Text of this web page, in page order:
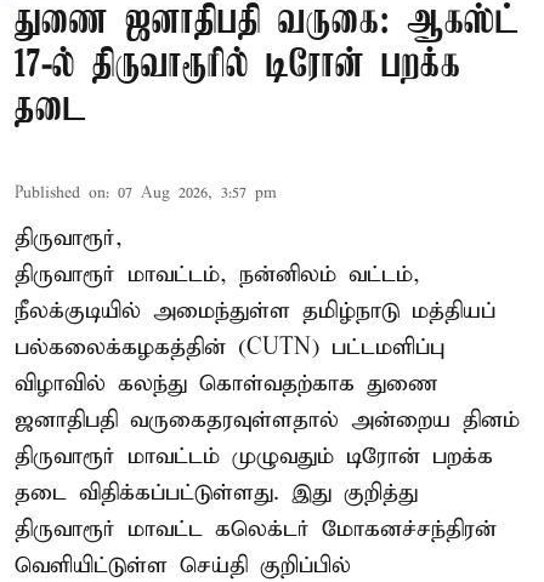
துணை ஜனாதிபதி வருகை: ஆகஸ்ட்
17-ல் திருவாரூரில் டிரோன் பறக்க
தடை
Published on: 07 Aug 2026, 3:57 pm
திருவாரூர்,
திருவாரூர் மாவட்டம், நன்னிலம் வட்டம்,
நீலக்குடியில் அமைந்துள்ள தமிழ்நாடு மத்தியப்
பல்கலைக்கழகத்தின் (CUTN) பட்டமளிப்பு
விழாவில் கலந்து கொள்வதற்காக துணை
ஜனாதிபதி வருகைதரவுள்ளதால் அன்றைய தினம்
திருவாரூர் மாவட்டம் முழுவதும் டிரோன் பறக்க
தடை விதிக்கப்பட்டுள்ளது. இது குறித்து
திருவாரூர் மாவட்ட கலெக்டர் மோகனச்சந்திரன்
வெளியிட்டுள்ள செய்தி குறிப்பில்